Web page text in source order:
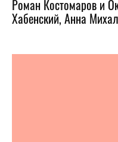
Роман Костомаров и
Хабенский, Анна